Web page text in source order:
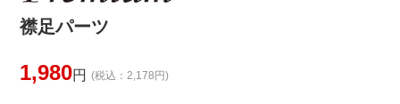
襟足パーツ
1,980円 (税込：2,178円)